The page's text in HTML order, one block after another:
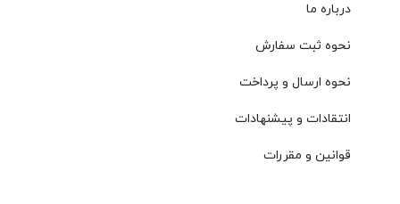
درباره ما
نحوه ثبت سفارش
نحوه ارسال و پرداخت
انتقادات و پیشنهادات
قوانین و مقررات